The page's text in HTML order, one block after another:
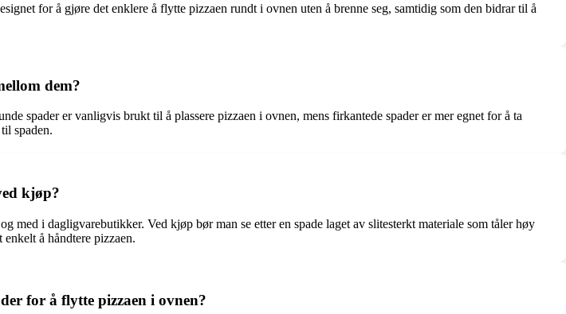
for å gjøre det enklere å flytte pizzaen rundt i ovnen uten å brenne seg, samtidig som den bidrar til å
dem?
spader er vanligvis brukt til å plassere pizzaen i ovnen, mens firkantede spader er mer egnet for å ta
spaden.
kjøp?
i dagligvarebutikker. Ved kjøp bør man se etter en spade laget av slitesterkt materiale som tåler høy
å håndtere pizzaen.
for å flytte pizzaen i ovnen?